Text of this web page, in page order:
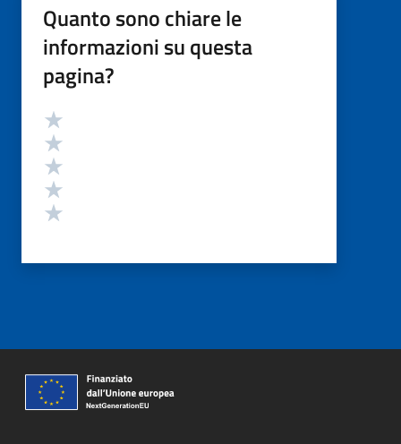
Quanto sono chiare le
informazioni su questa
pagina?
Valutazione